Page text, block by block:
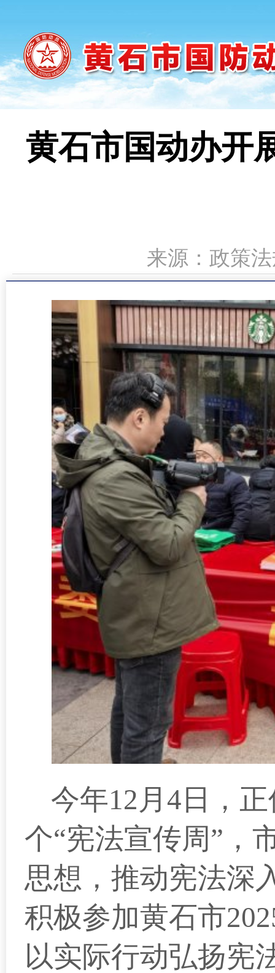
黄石市国动办开
来源：政策
今年12月4日，
个“宪法宣传周”，
思想，推动宪法深
积极参加黄石市
以实际行动弘扬宪